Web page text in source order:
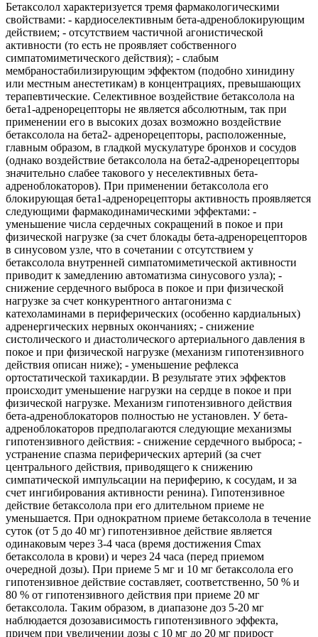
Бетаксолол характеризуется тремя фармакологическими
свойствами: - кардиоселективным бета-адреноблокирующим
действием; - отсутствием частичной агонистической
активности (то есть не проявляет собственного
симпатомиметического действия); - слабым
мембраностабилизирующим эффектом (подобно хинидину
или местным анестетикам) в концентрациях, превышающих
терапевтические. Селективное воздействие бетаксолола на
бета1-адренорецепторы не является абсолютным, так при
применении его в высоких дозах возможно воздействие
бетаксолола на бета2- адренорецепторы, расположенные,
главным образом, в гладкой мускулатуре бронхов и сосудов
(однако воздействие бетаксолола на бета2-адренорецепторы
значительно слабее такового у неселективных бета-
адреноблокаторов). При применении бетаксолола его
блокирующая бета1-адренорецепторы активность проявляется
следующими фармакодинамическими эффектами: -
уменьшение числа сердечных сокращений в покое и при
физической нагрузке (за счет блокады бета-адренорецепторов
в синусовом узле, что в сочетании с отсутствием у
бетаксолола внутренней симпатомиметической активности
приводит к замедлению автоматизма синусового узла); -
снижение сердечного выброса в покое и при физической
нагрузке за счет конкурентного антагонизма с
катехоламинами в периферических (особенно кардиальных)
адренергических нервных окончаниях; - снижение
систолического и диастолического артериального давления в
покое и при физической нагрузке (механизм гипотензивного
действия описан ниже); - уменьшение рефлекса
ортостатической тахикардии. В результате этих эффектов
происходит уменьшение нагрузки на сердце в покое и при
физической нагрузке. Механизм гипотензивного действия
бета-адреноблокаторов полностью не установлен. У бета-
адреноблокаторов предполагаются следующие механизмы
гипотензивного действия: - снижение сердечного выброса; -
устранение спазма периферических артерий (за счет
центрального действия, приводящего к снижению
симпатической импульсации на периферию, к сосудам, и за
счет ингибирования активности ренина). Гипотензивное
действие бетаксолола при его длительном приеме не
уменьшается. При однократном приеме бетаксолола в течение
суток (от 5 до 40 мг) гипотензивное действие является
одинаковым через 3-4 часа (время достижения Cmax
бетаксолола в крови) и через 24 часа (перед приемом
очередной дозы). При приеме 5 мг и 10 мг бетаксолола его
гипотензивное действие составляет, соответственно, 50 % и
80 % от гипотензивного действия при приеме 20 мг
бетаксолола. Таким образом, в диапазоне доз 5-20 мг
наблюдается дозозависимость гипотензивного эффекта,
причем при увеличении дозы с 10 мг до 20 мг прирост